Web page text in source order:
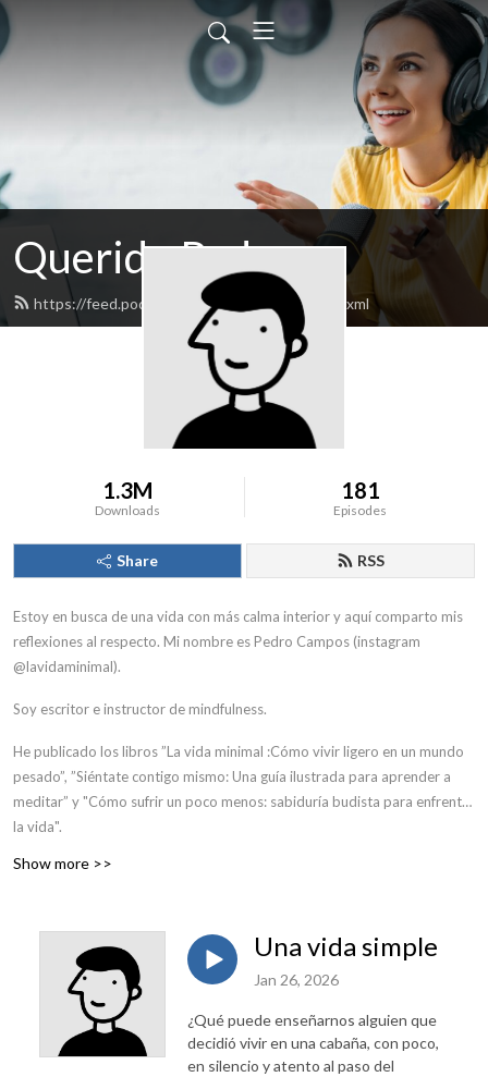
Querido Pedro
https://feed.podbean.com/lavidaminimal/feed.xml
1.3M
Downloads
181
Episodes
Share RSS
Estoy en busca de una vida con más calma interior y aquí comparto mis
reflexiones al respecto. Mi nombre es Pedro Campos (instagram
@lavidaminimal).
Soy escritor e instructor de mindfulness.
He publicado los libros ”La vida minimal :Cómo vivir ligero en un mundo
pesado”, ”Siéntate contigo mismo: Una guía ilustrada para aprender a
meditar” y "Cómo sufrir un poco menos: sabiduría budista para enfrentar
la vida".
Show more >>
Una vida simple
Jan 26, 2026
¿Qué puede enseñarnos alguien que
decidió vivir en una cabaña, con poco,
en silencio y atento al paso del